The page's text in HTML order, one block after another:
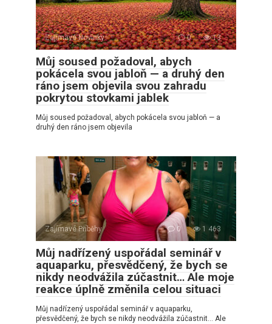
Zajímavé Novinky 0 13
Můj soused požadoval, abych
pokácela svou jabloň — a druhý den
ráno jsem objevila svou zahradu
pokrytou stovkami jablek
Můj soused požadoval, abych pokácela svou jabloň — a
druhý den ráno jsem objevila
Zajímavé Příběhy 0 1 463
Můj nadřízený uspořádal seminář v
aquaparku, přesvědčený, že bych se
nikdy neodvážila zúčastnit… Ale moje
reakce úplně změnila celou situaci
Můj nadřízený uspořádal seminář v aquaparku,
přesvědčený, že bych se nikdy neodvážila zúčastnit… Ale